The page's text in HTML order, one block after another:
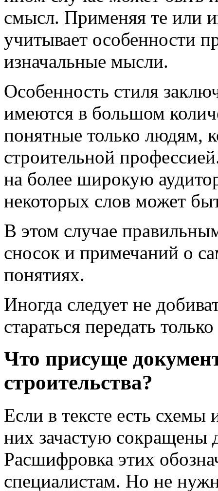
смысл. Применяя те или
учитывает особенности
изначальные мысли.
Особенность стиля
имеются в большом
понятные только людям,
строительной
на более широкую
некоторых слов может
В этом случае
сносок и примечаний о
понятиях.
Иногда следует не
стараться передать
Что присуще
строительства?
Если в тексте есть
них зачастую сокращены
Расшифровка этих
специалистам. Но не